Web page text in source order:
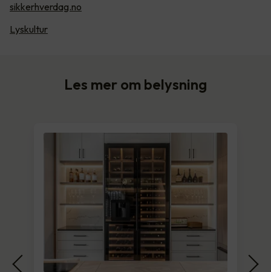
sikkerhverdag.no
Lyskultur
Les mer om belysning